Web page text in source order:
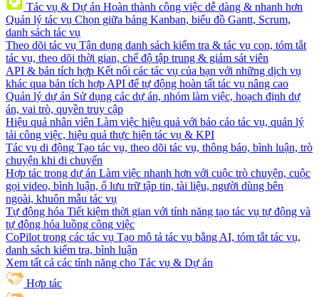
Tác vụ & Dự án Hoàn thành công việc dễ dàng & nhanh hơn
Quản lý tác vụ Chọn giữa bảng Kanban, biểu đồ Gantt, Scrum,
danh sách tác vụ
Theo dõi tác vụ Tận dụng danh sách kiểm tra & tác vụ con, tóm tắt
tác vụ, theo dõi thời gian, chế độ tập trung & giám sát viên
API & bản tích hợp Kết nối các tác vụ của bạn với những dịch vụ
khác qua bản tích hợp API để tự động hoàn tất tác vụ nâng cao
Quản lý dự án Sử dụng các dự án, nhóm làm việc, hoạch định dự
án, vai trò, quyền truy cập
Hiệu quả nhân viên Làm việc hiệu quả với báo cáo tác vụ, quản lý
tải công việc, hiệu quả thực hiện tác vụ & KPI
Tác vụ di động Tạo tác vụ, theo dõi tác vụ, thông báo, bình luận, trò
chuyện khi di chuyển
Hợp tác trong dự án Làm việc nhanh hơn với cuộc trò chuyện, cuộc
gọi video, bình luận, ổ lưu trữ tập tin, tài liệu, người dùng bên
ngoài, khuôn mẫu tác vụ
Tự động hóa Tiết kiệm thời gian với tính năng tạo tác vụ tự động và
tự động hóa luồng công việc
CoPilot trong các tác vụ Tạo mô tả tác vụ bằng AI, tóm tắt tác vụ,
danh sách kiểm tra, bình luận
Xem tất cả các tính năng cho Tác vụ & Dự án
Hợp tác